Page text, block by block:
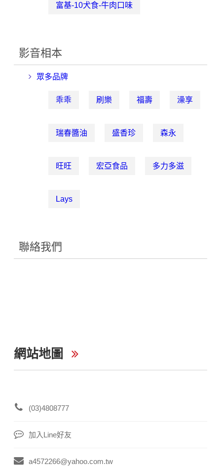
富基-10犬食-牛肉口味
影音相本
眾多品牌
乖乖 刷樂 福壽 澡享
瑞春醬油 盛香珍 森永
旺旺 宏亞食品 多力多滋
Lays
聯絡我們
網站地圖
(03)4808777
加入Line好友
a4572266@yahoo.com.tw